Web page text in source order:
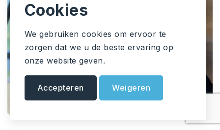
Cookies
We gebruiken cookies om ervoor te
zorgen dat we u de beste ervaring op
onze website geven.
Accepteren Weigeren